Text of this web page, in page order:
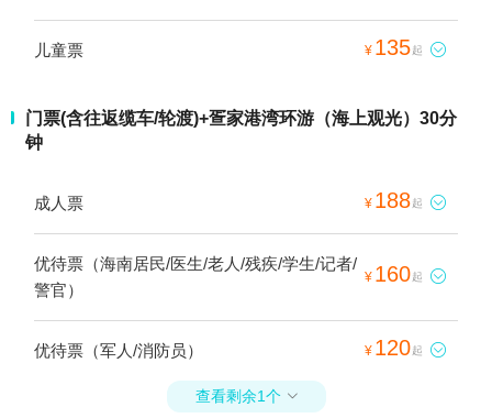
儿童票 ¥ 135起 
门票(含往返缆车/轮渡)+疍家港湾环游（海上观光）30分
钟
成人票 ¥ 188起 
优待票（海南居民/医生/老人/残疾/学生/记者/
警官）
¥ 160起 
优待票（军人/消防员） ¥ 120起 
查看剩余1个 